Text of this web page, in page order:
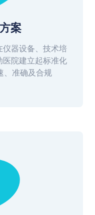
案
器设备、技术培
医院建立起标准化
、准确及合规